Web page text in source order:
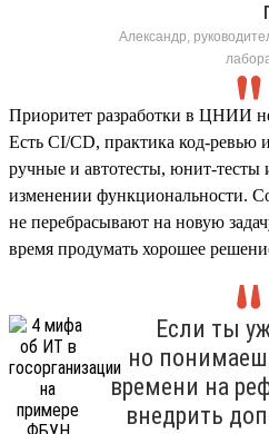
Александр,
Приоритет разработки в ЦНИИ не
Есть CI/CD, практика код-ревью
ручные и автотесты, юнит-тесты
изменении функциональности.
не перебрасывают на новую
время продумать хорошее
Если ты
но
времени на
внедрить